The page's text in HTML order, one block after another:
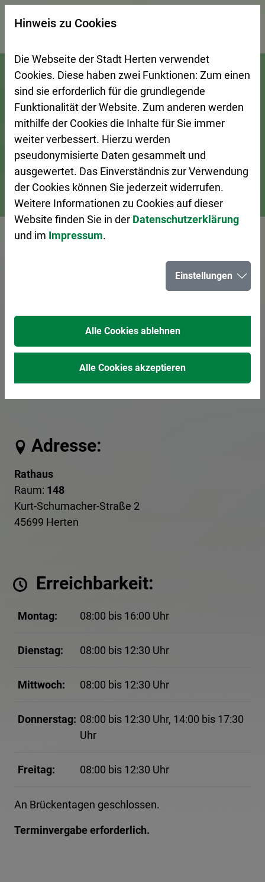
Zur Startseite (Schnelltaste 0)
Zum Seitenanfang springen (Schnelltaste A)
Zur Navigation/Menü springen (Schnelltaste M)
Zur Suche springen (Schnelltaste 8)
Zum Inhalt springen (Schnelltaste I)
Zum Fußbereich springen (Schnelltaste Z)
Bürgerservice Ansprechpersonen A–Z
Vorlesen
Frau Lauterfeld
02366 303-548
Schwerbehindertenvertretung
Adresse:
Rathaus
Raum: 148
Kurt-Schumacher-Straße 2
45699 Herten
Erreichbarkeit:
Montag: 08:00 bis 16:00 Uhr
Dienstag: 08:00 bis 12:30 Uhr
Mittwoch: 08:00 bis 12:30 Uhr
Donnerstag: 08:00 bis 12:30 Uhr, 14:00 bis 17:30
Uhr
Freitag: 08:00 bis 12:30 Uhr
An Brückentagen geschlossen.
Terminvergabe erforderlich.
Suchseite mit Schnellsuche
Hinweis zu Cookies
Die Webseite der Stadt Herten verwendet
Cookies. Diese haben zwei Funktionen: Zum einen
sind sie erforderlich für die grundlegende
Funktionalität der Website. Zum anderen werden
mithilfe der Cookies die Inhalte für Sie immer
weiter verbessert. Hierzu werden
pseudonymisierte Daten gesammelt und
ausgewertet. Das Einverständnis zur Verwendung
der Cookies können Sie jederzeit widerrufen.
Weitere Informationen zu Cookies auf dieser
Website finden Sie in der Datenschutzerklärung
und im Impressum.
Einstellungen
Alle Cookies ablehnen
Alle Cookies akzeptieren